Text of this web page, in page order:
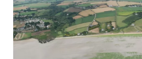
« GreenSeas
–
Vers